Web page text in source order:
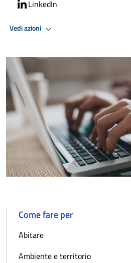
LinkedIn
Vedi azioni
Come fare per
Abitare
Ambiente e territorio